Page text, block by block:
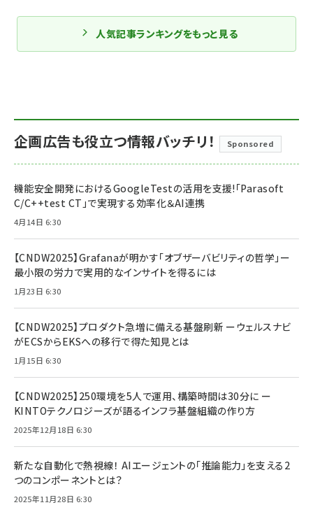
人気記事ランキングをもっと見る
企画広告も役立つ情報バッチリ！ Sponsored
機能安全開発におけるGoogleTestの活用を支援!「Parasoft
C/C++test CT」で実現する効率化＆AI連携
4月14日 6:30
【CNDW2025】Grafanaが明かす「オブザーバビリティの哲学」ー
最小限の労力で実用的なインサイトを得るには
1月23日 6:30
【CNDW2025】プロダクト急増に備える基盤刷新 ーウェルスナビ
がECSからEKSへの移行で得た知見とは
1月15日 6:30
【CNDW2025】250環境を5人で運用、構築時間は30分に ー
KINTOテクノロジーズが語るインフラ基盤組織の作り方
2025年12月18日 6:30
新たな自動化で熱視線！ AIエージェントの「推論能力」を支える2
つのコンポーネントとは？
2025年11月28日 6:30